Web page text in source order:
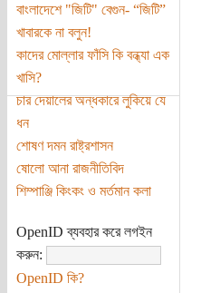
বাংলাদেশে "জিটি" বেগুন- “জিটি”
খাবারকে না বলুন!
কাদের মোল্লার ফাঁসি কি বন্ধ্যা এক
খাসি?
চার দেয়ালের অন্ধকারে লুকিয়ে যে
ধন
শোষণ দমন রাষ্ট্রশাসন
ষোলো আনা রাজনীতিবিদ
শিম্পাঞ্জি কিংকং ও মর্তমান কলা
OpenID ব্যবহার করে লগইন
করুন:
OpenID কি?